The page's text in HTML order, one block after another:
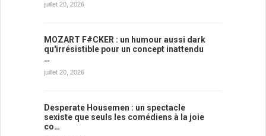
juillet 20, 2026
MOZART F#CKER : un humour aussi dark
qu'irrésistible pour un concept inattendu
…
juillet 20, 2026
Desperate Housemen : un spectacle
sexiste que seuls les comédiens à la joie
co…